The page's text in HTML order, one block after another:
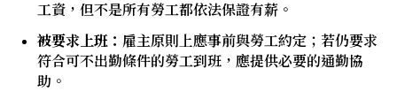
工資，但不是所有勞工都依法保證有薪。
被要求上班： 雇主原則上應事前與勞工約定；若仍要求
符合可不出勤條件的勞工到班，應提供必要的通勤協
助。